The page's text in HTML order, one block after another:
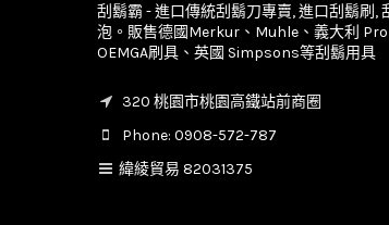
刮鬍霸 - 進口傳統刮鬍刀專賣, 進口刮鬍刷,
泡。販售德國Merkur、Muhle、義大利
OEMGA刷具、英國 Simpsons等刮鬍用具
320 桃園市桃園高鐵站前商圈
Phone: 0908-572-787
緯綾貿易 82031375